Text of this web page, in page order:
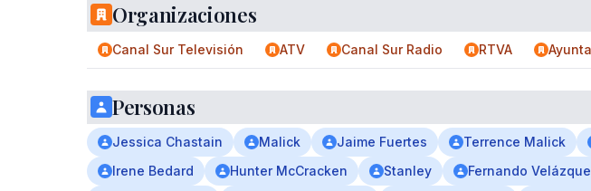
Organizaciones
Canal Sur Televisión ATV Canal Sur Radio RTVA
Personas
Jessica Chastain Malick Jaime Fuertes Terrence Malick
Irene Bedard
Hunter McCracken Stanley Fernando